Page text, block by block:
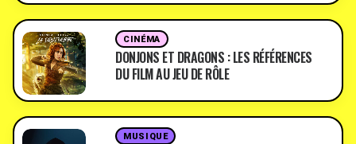
CINÉMA
DONJONS ET DRAGONS : LES RÉFÉRENCES
DU FILM AU JEU DE RÔLE
MUSIQUE